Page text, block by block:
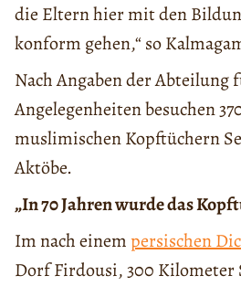
die Eltern hier mit den
konform gehen,“ so
Nach Angaben der Abteilung
Angelegenheiten besuchen
muslimischen Kopftüchern
Aktöbe.
„In 70 Jahren wurde das
Im nach einempersischen
Dorf Firdousi, 300 Kilometer